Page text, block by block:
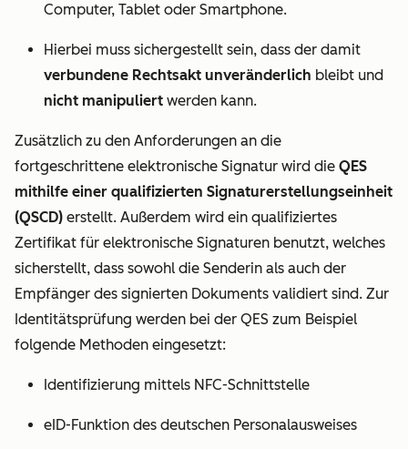
Computer, Tablet oder Smartphone.
Hierbei muss sichergestellt sein, dass der damit
verbundene Rechtsakt unveränderlich bleibt und
nicht manipuliert werden kann.
Zusätzlich zu den Anforderungen an die
fortgeschrittene elektronische Signatur wird die QES
mithilfe einer qualifizierten Signaturerstellungseinheit
(QSCD) erstellt. Außerdem wird ein qualifiziertes
Zertifikat für elektronische Signaturen benutzt, welches
sicherstellt, dass sowohl die Senderin als auch der
Empfänger des signierten Dokuments validiert sind. Zur
Identitätsprüfung werden bei der QES zum Beispiel
folgende Methoden eingesetzt:
Identifizierung mittels NFC-Schnittstelle
eID-Funktion des deutschen Personalausweises